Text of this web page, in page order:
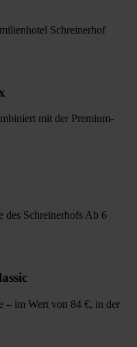
mit der Premium-
Ab 6
– im Wert von 84 €, in der